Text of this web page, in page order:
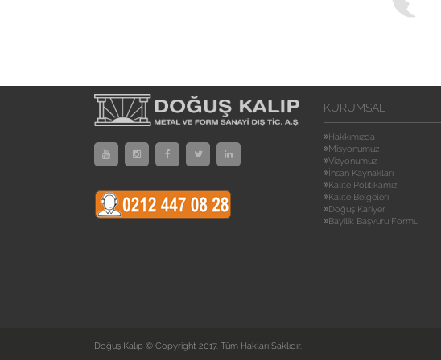
KURUMSAL
Hakkımızda
Misyonumuz
Vizyonumuz
İnsan Kaynakları
Kalite Politikamız
Kalite Belgeleri
Doğuş Kariyer
Bayilik Başvuru Formu
Doğuş Kalıp © Copyright 2017. Tüm Hakları Saklıdır.